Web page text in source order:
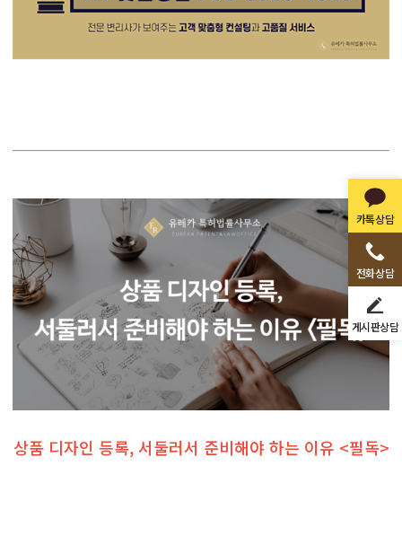
카톡상담
전화상담
게시판상담
상품 디자인 등록, 서둘러서 준비해야 하는 이유 <필독>